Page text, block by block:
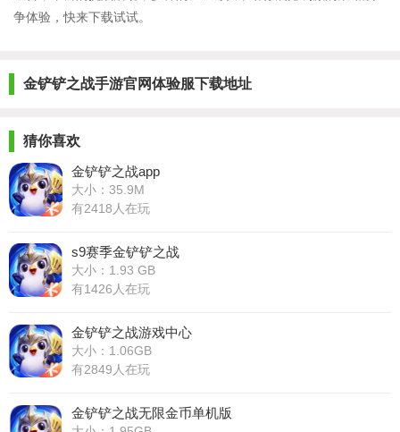
争体验，快来下载试试。
金铲铲之战手游官网体验服下载地址
猜你喜欢
金铲铲之战app
大小：35.9M
有2418人在玩
s9赛季金铲铲之战
大小：1.93 GB
有1426人在玩
金铲铲之战游戏中心
大小：1.06GB
有2849人在玩
金铲铲之战无限金币单机版